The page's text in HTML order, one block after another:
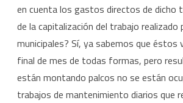
en cuenta los gastos directos de dicho
de la capitalización del trabajo realizado
municipales? Sí, ya sabemos que éstos
final de mes de todas formas, pero
están montando palcos no se están
trabajos de mantenimiento diarios que